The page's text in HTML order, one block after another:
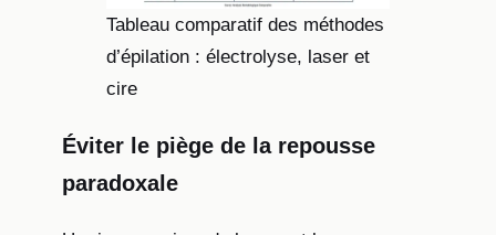
Tableau comparatif des méthodes
d’épilation : électrolyse, laser et
cire
Éviter le piège de la repousse
paradoxale